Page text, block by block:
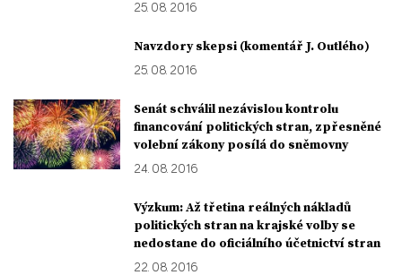
25. 08. 2016
Navzdory skepsi (komentář J. Outlého)
25. 08. 2016
Senát schválil nezávislou kontrolu
financování politických stran, zpřesněné
volební zákony posílá do sněmovny
24. 08. 2016
Výzkum: Až třetina reálných nákladů
politických stran na krajské volby se
nedostane do oficiálního účetnictví stran
22. 08. 2016